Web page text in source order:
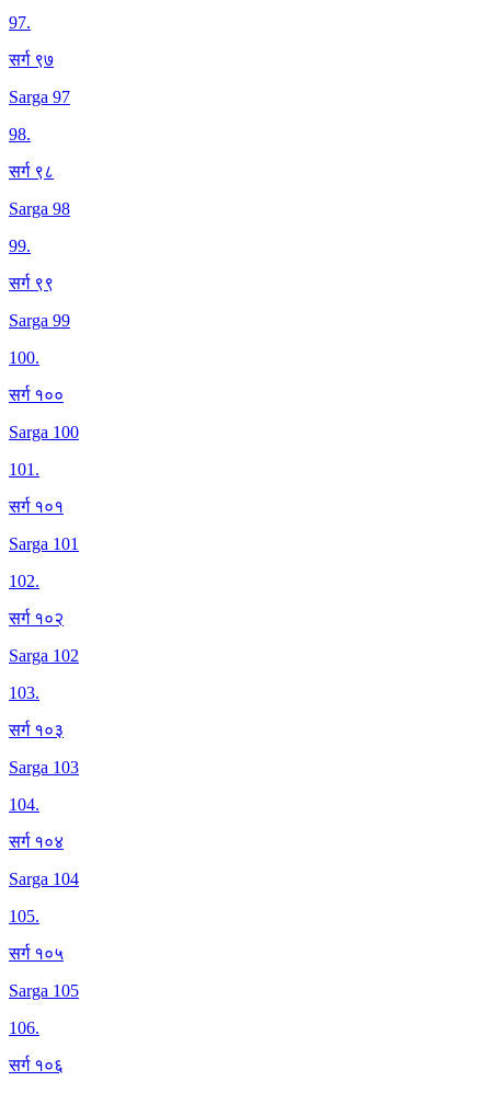
97.
सर्ग ९७
Sarga 97
98.
सर्ग ९८
Sarga 98
99.
सर्ग ९९
Sarga 99
100.
सर्ग १००
Sarga 100
101.
सर्ग १०१
Sarga 101
102.
सर्ग १०२
Sarga 102
103.
सर्ग १०३
Sarga 103
104.
सर्ग १०४
Sarga 104
105.
सर्ग १०५
Sarga 105
106.
सर्ग १०६